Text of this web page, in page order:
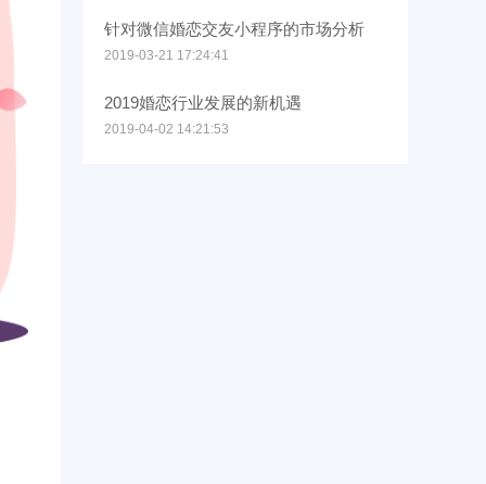
针对微信婚恋交友小程序的市场分析
2019-03-21 17:24:41
2019婚恋行业发展的新机遇
2019-04-02 14:21:53